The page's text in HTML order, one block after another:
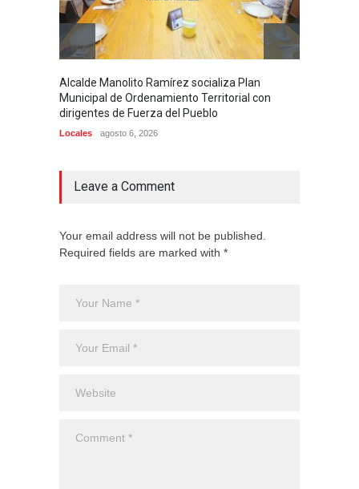
Alcalde Manolito Ramírez socializa Plan
Municipal de Ordenamiento Territorial con
dirigentes de Fuerza del Pueblo
Locales agosto 6, 2026
Leave a Comment
Your email address will not be published.
Required fields are marked with *